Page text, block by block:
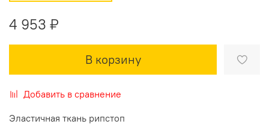
4 953 ₽
В корзину
Добавить в сравнение
Эластичная ткань рипстоп